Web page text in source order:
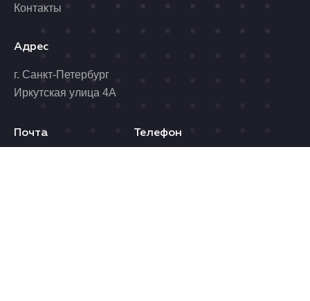
Контакты
Адрес
г. Санкт-Петербург
Иркутская улица 4А
Почта Телефон